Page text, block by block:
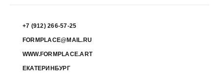
+7 (912) 266-57-25
FORMPLACE@MAIL.RU
WWW.FORMPLACE.ART
ЕКАТЕРИНБУРГ